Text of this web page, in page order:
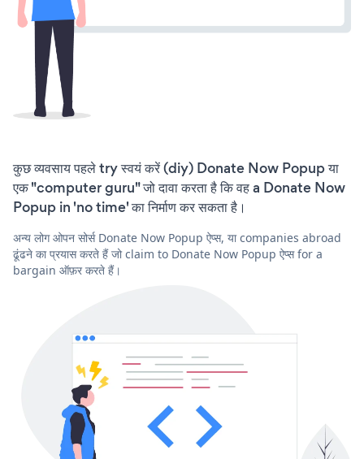
कुछ व्यवसाय पहले try स्वयं करें (diy) Donate Now Popup या
एक "computer guru" जो दावा करता है कि वह a Donate Now
Popup in 'no time' का निर्माण कर सकता है।
अन्य लोग ओपन सोर्स Donate Now Popup ऐप्स, या companies abroad
ढूंढने का प्रयास करते हैं जो claim to Donate Now Popup ऐप्स for a
bargain ऑफ़र करते हैं।